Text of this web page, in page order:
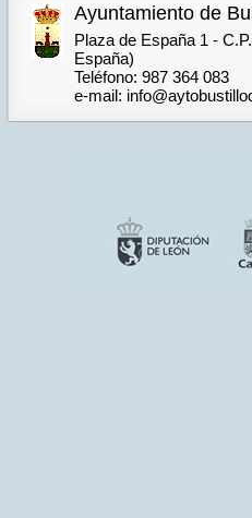
Ayuntamiento de
Plaza de España 1 -
España)
Teléfono: 987 364 083
e-mail: